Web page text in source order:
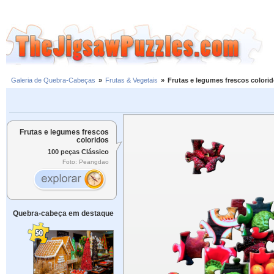
Galeria de Quebra-Cabeças » Frutas & Vegetais » Frutas e legumes frescos
Frutas e legumes frescos
coloridos
100 peças Clássico
Foto: Peangdao
Quebra-cabeça em destaque